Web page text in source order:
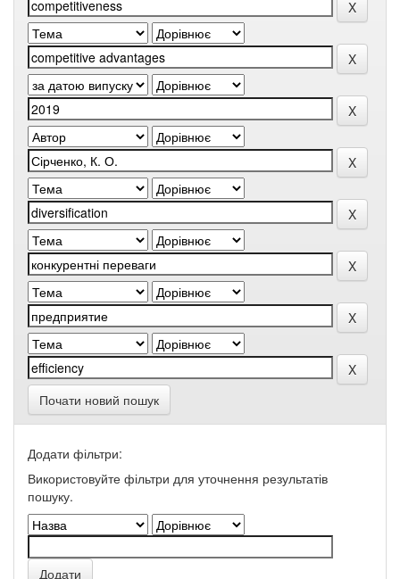
Почати новий пошук
Додати фільтри:
Використовуйте фільтри для уточнення результатів
пошуку.